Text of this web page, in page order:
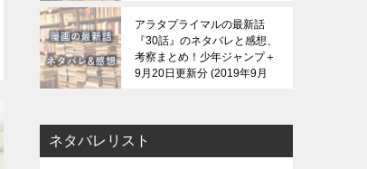
アラタプライマルの最新話
『30話』のネタバレと感想、
考察まとめ！少年ジャンプ＋
9月20日更新分 2019年9月
ネタバレリスト